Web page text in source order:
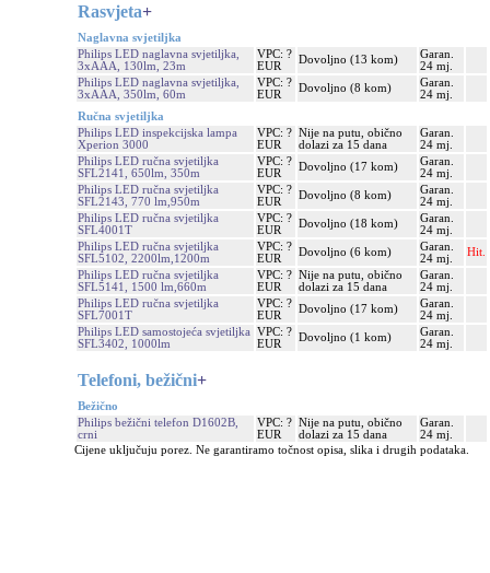
Rasvjeta+
Naglavna svjetiljka
Philips LED naglavna svjetiljka,
3xAAA, 130lm, 23m
VPC: ?
EUR
Dovoljno (13 kom)
Garan.
24 mj.
Philips LED naglavna svjetiljka,
3xAAA, 350lm, 60m
VPC: ?
EUR
Dovoljno (8 kom)
Garan.
24 mj.
Ručna svjetiljka
Philips LED inspekcijska lampa
Xperion 3000
VPC: ?
EUR
Nije na putu, obično
dolazi za 15 dana
Garan.
24 mj.
Philips LED ručna svjetiljka
SFL2141, 650lm, 350m
VPC: ?
EUR
Dovoljno (17 kom)
Garan.
24 mj.
Philips LED ručna svjetiljka
SFL2143, 770 lm,950m
VPC: ?
EUR
Dovoljno (8 kom)
Garan.
24 mj.
Philips LED ručna svjetiljka
SFL4001T
VPC: ?
EUR
Dovoljno (18 kom)
Garan.
24 mj.
Philips LED ručna svjetiljka
SFL5102, 2200lm,1200m
VPC: ?
EUR
Dovoljno (6 kom)
Garan.
24 mj.
Hit.
Philips LED ručna svjetiljka
SFL5141, 1500 lm,660m
VPC: ?
EUR
Nije na putu, obično
dolazi za 15 dana
Garan.
24 mj.
Philips LED ručna svjetiljka
SFL7001T
VPC: ?
EUR
Dovoljno (17 kom)
Garan.
24 mj.
Philips LED samostojeća svjetiljka
SFL3402, 1000lm
VPC: ?
EUR
Dovoljno (1 kom)
Garan.
24 mj.
Telefoni, bežični+
Bežično
Philips bežični telefon D1602B,
crni
VPC: ?
EUR
Nije na putu, obično
dolazi za 15 dana
Garan.
24 mj.
Cijene uključuju porez. Ne garantiramo točnost opisa, slika i drugih podataka.